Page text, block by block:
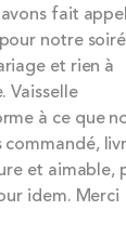
fait
notre
et rien à
Vaisselle
à ce que
commandé,
et aimable,
idem. Merci